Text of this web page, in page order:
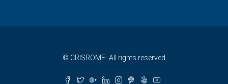
© CRISROME- All rights reserved